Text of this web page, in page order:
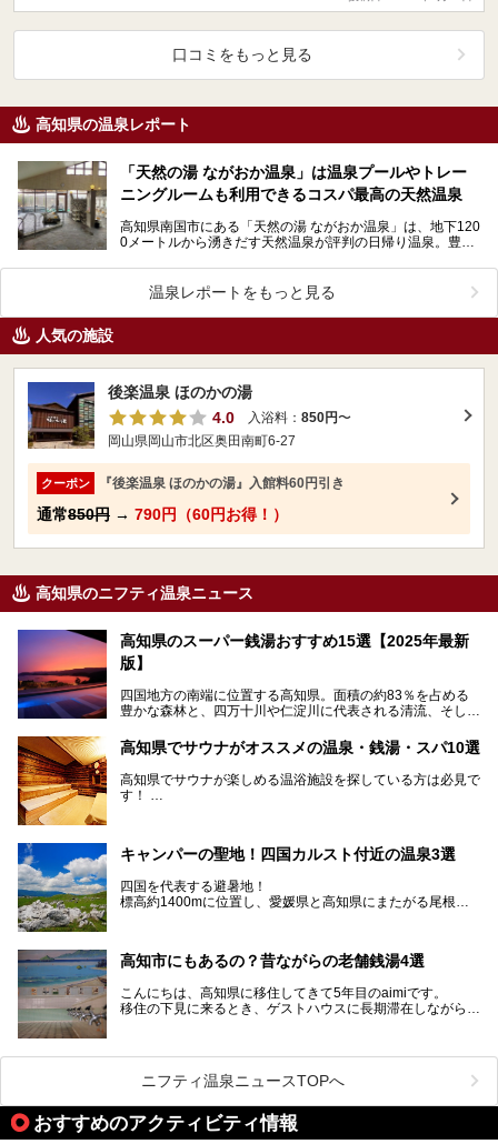
口コミをもっと見る
高知県の温泉レポート
「天然の湯 ながおか温泉」は温泉プールやトレー
ニングルームも利用できるコスパ最高の天然温泉
高知県南国市にある「天然の湯 ながおか温泉」は、地下120
0メートルから湧きだす天然温泉が評判の日帰り温泉。豊富
温泉レポートをもっと見る
人気の施設
後楽温泉 ほのかの湯
4.0
入浴料： 850円〜
岡山県岡山市北区奥田南町6-27
クーポン 『後楽温泉 ほのかの湯』入館料60円引き
通常850円 → 790円（60円お得！）
高知県のニフティ温泉ニュース
高知県のスーパー銭湯おすすめ15選【2025年最新
版】
四国地方の南端に位置する高知県。面積の約83％を占める
豊かな森林と、四万十川や仁淀川に代表される清流、そして
魅力がぎゅっと詰まった県です。
高知県はまた、カツオのたたきをはじめとする海産物や清流
で育つ川魚、大皿にごちそうがどっさり盛られた皿鉢料理、
柚子などの柑橘類、地酒といったグルメが充実していること
でも知られます。ここでは、温泉とあわせて自然の景観やグ
高知県でサウナがオススメの温泉・銭湯・スパ10選
高知県でサウナが楽しめる温浴施設を探している方は必見で
す！
ぜひこれを読んで高知のサウナ探しの参考してくださいね！
キャンパーの聖地！四国カルスト付近の温泉3選
四国を代表する避暑地！
標高約1400mに位置し、愛媛県と高知県にまたがる尾根沿
が見れる場所。
帰り温泉（お風呂）がありません。
中でもライターおすすめの３つの温泉をご紹介します。
などが問題なければ、温泉に入ってから向かうことをオスス
メします。
なぜなら最寄り温泉でも車で４０分、山を降りていかねばな
りませんからね…！！
もしくは、翌日キャンプ帰りに立ち寄るのもおすすめです。
高知市にもあるの？昔ながらの老舗銭湯4選
こんにちは、高知県に移住してきて5年目のaimiです。
移住の下見に来るとき、ゲストハウスに長期滞在しながら観
高知市というと、高知県の人口の半分が集まっているにぎや
かなイメージがある方も多いかと思いますが、昔ながらの老
舗銭湯がけっこうな数あるのですよ。
規模は小さいながら、元気に営業中なので観光がてら訪問し
てみてはいかがでしょう？
ニフティ温泉ニュースTOPへ
おすすめのアクティビティ情報